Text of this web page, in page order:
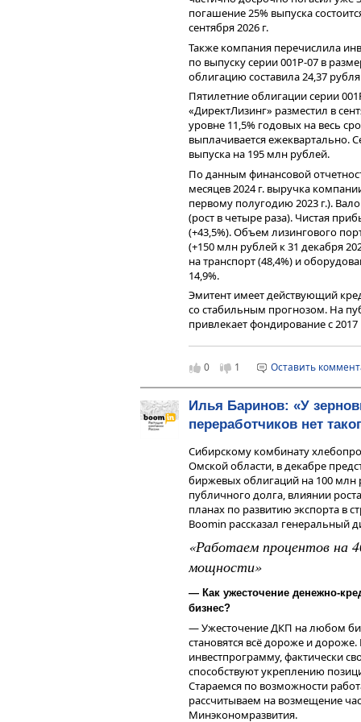
многих бумаг «зависает» на
вынуждены останавливать
суммы займа. «Мы видим рост
незавершенных размещений. Это
более ясно представляют риски
Алексей Гущин (АКРА) не
для инвесторов в краткосрочной
«Если раньше при ставке
купонный доход вдвое
18-20%, а купоны в
принять во внимание
доходности с депозитом
отмечает эксперт.
Премия за риск, которая когда-
заметна и продолжает
(«Корпоративные облигации»).
продолжает увеличиваться.
практически
это, в первую очередь,
этакий цикл с негативной
ухудшает общую ситуацию», —
«Если Банк России не
«воздуха», то сегмент
высокую цену за
Ребров.
Розничные инвесторы могут
двумя способами, считает
глубоко погружаясь в
повышенной долговой
рейтингом ниже BBB, а для
«Как бы заманчивы ни
13% к ОФЗ существует не
существенное
оправдывает
даже размещаются уже в
считает Никита Бороданов.
«Увы, самый очевидный способ
ВДО», — говорит Алексей
блиц-интервью. В частности,
развития фондового рынка, а
инвесторов.
На протяжении всего
участники смогут пообщаться с
Участие в мероприятии —
регистрация.
погашение 25% выпуска
сентября 2026 г.
Также компания перечислила
по выпуску серии 001Р-07 в
облигацию составила 24,37
Пятилетние облигации серии
«ДиректЛизинг» разместил в
уровне 11,5% годовых на весь
выплачивается ежеквартально.
выпуска на 195 млн рублей.
По данным финансовой
месяцев 2024 г. выручка
первому полугодию 2023 г.).
(рост в четыре раза). Чистая
(+43,5%). Объем лизингового
(+150 млн рублей к 31 декабря
на транспорт (48,4%) и
14,9%.
Эмитент имеет действующий
со стабильным прогнозом. На
привлекает фондирование с 2017
млн рублей.
0 1 Оставить
Илья Баринов: «У
переработчиков нет
Сибирскому комбинату
Омской области, в декабре
биржевых облигаций на 100
публичного долга, влиянии
планах по развитию экспорта в
Boomin рассказал генеральный
«Работаем процентов на
мощности»
— Как ужесточение денежно-
бизнес?
— Ужесточение ДКП на любом
становятся всё дороже и
инвестпрограмму, фактически
способствуют укреплению
Стараемся по возможности
рассчитываем на возмещение
Минэкономразвития.